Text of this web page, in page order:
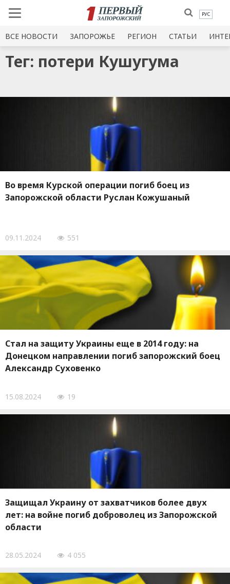
РУС
ВСЕ НОВОСТИ ЗАПОРОЖЬЕ РЕГИОН СТАТЬИ
Тег: потери Кушугума
Во время Курской операции погиб боец ​​из
Запорожской области Руслан Кожушаный
09.11.2024 551
Стал на защиту Украины еще в 2014 году: на
Донецком направлении погиб запорожский боец ​​
Александр Суховенко
15.08.2024 19
Защищал Украину от захватчиков более двух
лет: на войне погиб доброволец из Запорожской
области
28.05.2024 4 055